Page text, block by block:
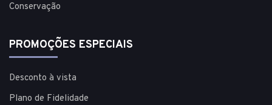
Conservação
PROMOÇÕES ESPECIAIS
Desconto à vista
Plano de Fidelidade